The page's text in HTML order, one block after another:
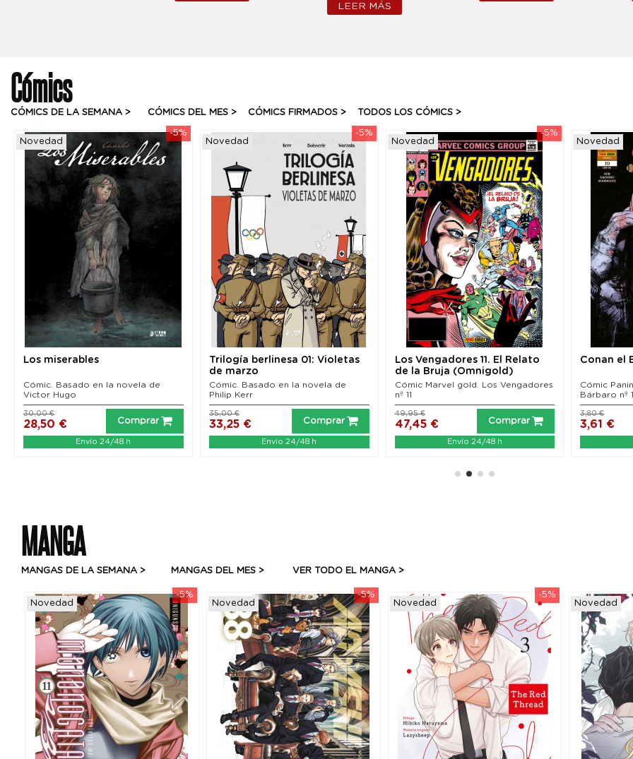
LEER MÁS
Cómics
CÓMICS DE LA SEMANA > CÓMICS DEL MES > CÓMICS FIRMADOS > TODOS LOS CÓMICS >
-5%
Novedad
Los miserables
Cómic. Basado en la novela de
Victor Hugo
28,50 €
30,00 €
Comprar
Envío 24/48 h
-5%
Novedad
Trilogía berlinesa 01: Violetas
de marzo
Cómic. Basado en la novela de
Philip Kerr
33,25 €
35,00 €
Comprar
Envío 24/48 h
-5%
Novedad
Los Vengadores 11. El Relato
de la Bruja (Omnigold)
Cómic Marvel gold. Los Vengadores
nº 11
47,45 €
49,95 €
Comprar
Envío 24/48 h
Novedad
Conan el
Cómic
Bárbaro nº
3,61 €
3,80 €
MANGA
MANGAS DE LA SEMANA > MANGAS DEL MES > VER TODO EL MANGA >
-5%
Novedad
-5%
Novedad
-5%
Novedad
Novedad